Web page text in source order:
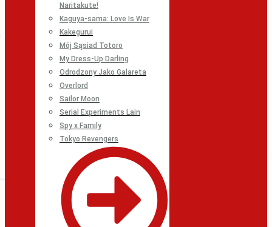
Naritakute!
Kaguya-sama: Love Is War
Kakegurui
Mój Sąsiad Totoro
My Dress-Up Darling
Odrodzony Jako Galareta
Overlord
Sailor Moon
Serial Experiments Lain
Spy x Family
Tokyo Revengers